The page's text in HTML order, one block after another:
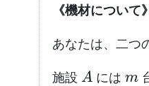
《機材について
あなたは、二つ
施設
A
には